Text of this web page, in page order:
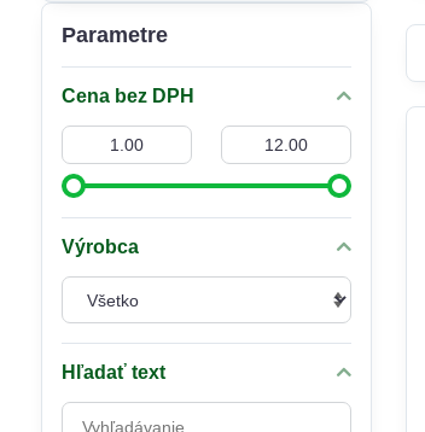
Parametre
Cena bez DPH
Od: Do:
Výrobca
Hľadať text
Prehľadať